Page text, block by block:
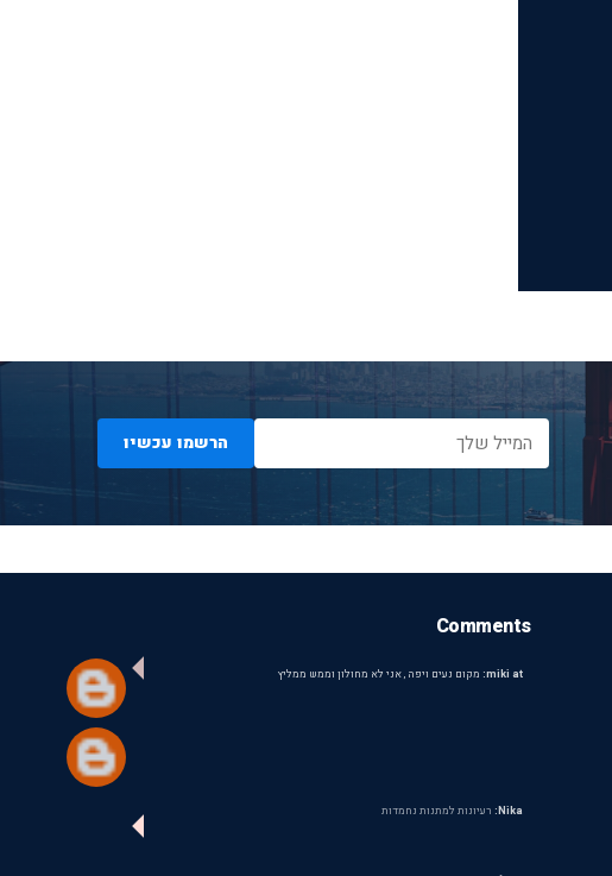
הרשמו עכשיו
Comments
miki at: מקום נעים ויפה , אני לא מחולון וממש ממליץ
Nika: רעיונות למתנות נחמדות